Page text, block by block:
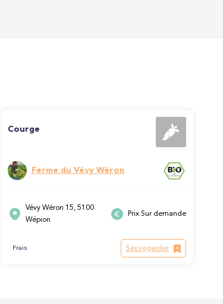
Courge
Ferme du Vévy Wéron
Vévy Wéron 15, 5100
Wépion
Prix Sur demande
Frais Sauvegarder